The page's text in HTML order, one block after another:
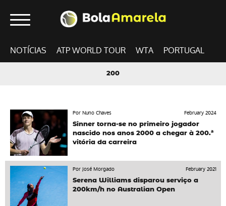
NOTÍCIAS ATP WORLD TOUR WTA PORTUGAL
200
Por Nuno Chaves
February 2024
Sinner torna-se no primeiro jogador
nascido nos anos 2000 a chegar à 200.ª
vitória da carreira
Por José Morgado
February 2021
Serena Williams disparou serviço a
200km/h no Australian Open